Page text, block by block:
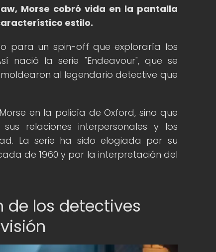
Morse cobró vida en la pantalla
estilo.
para un spin-off que exploraría los
nació la serie "Endeavour", que se
al legendario detective que
en la policía de Oxford, sino que
relaciones interpersonales y los
La serie ha sido elogiada por su
de 1960 y por la interpretación del
de los detectives